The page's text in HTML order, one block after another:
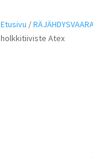
Etusivu /
holkkitiiviste Atex